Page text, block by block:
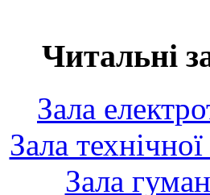
Читальні
Зала
Зала
Зала